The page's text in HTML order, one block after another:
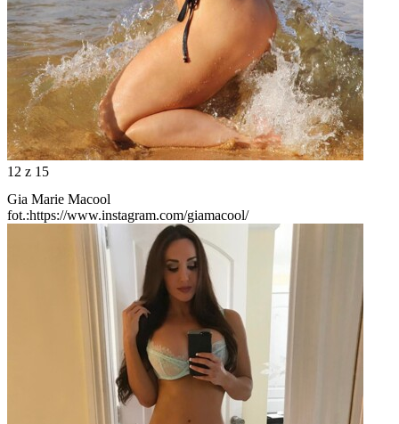
12 z 15
Gia Marie Macool
fot.:https://www.instagram.com/giamacool/